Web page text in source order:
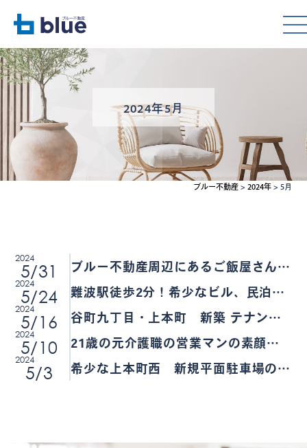
2024年5月
ブルー不動産> 2024年> 5月
2024
5/31
ブルー不動産周辺にあるご飯屋さんの
ご紹介★
2024
5/24
難波駅徒歩2分！希少なビル、民泊、
ホテル用地★
2024
5/16
谷町九丁目・上本町 新築 テナント
♪
2024
5/10
21歳の元介護職の営業マンの素顔と
は・・・？
2024
5/3
希少な上本町西 新規平面駐車場のご